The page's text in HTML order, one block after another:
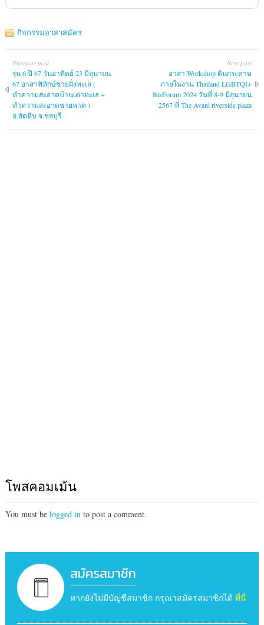
กิจกรรมอาสาสมัคร
Previous post
รุ่น 6 ปี 67 วันอาทิตย์ 23 มิถุนายน
67 อาสาพิทักษ์ชายฝั่งทะเล (
ทำความสะอาดบ้านเต่าทะเล +
ทำความสะอาดชายหาด )
อ.สัตหีบ จ.ชลบุรี
Next post
อาสา Workshop ดินกระดาษ
ภายในงาน Thailand LGBTQI+
BizForum 2024 วันที่ 8-9 มิถุนายน
2567 ที่ The Avani riverside plaza
โพสคอมเม้น
You must be logged into post a comment.
สมัครสมาชิก
หากยังไม่มีบัญชีสมาชิก กรุณาสมัครสมาชิกได้ ที่นี่